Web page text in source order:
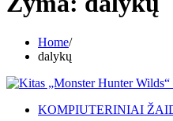
Home
dalykų
KOMPIUTERINIAI